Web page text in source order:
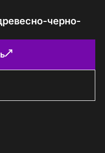
черно-